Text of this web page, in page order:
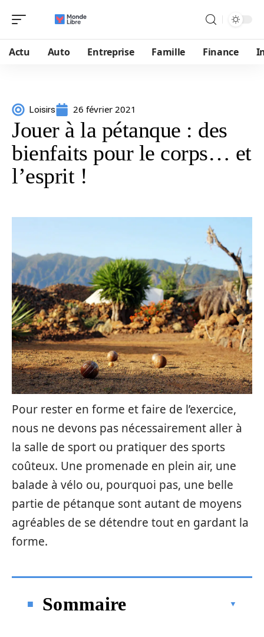
Actu Auto Entreprise Famille Finance
Loisirs 26 février 2021
Jouer à la pétanque : des
bienfaits pour le corps… et
l’esprit !
Pour rester en forme et faire de l’exercice,
nous ne devons pas nécessairement aller à
la salle de sport ou pratiquer des sports
coûteux. Une promenade en plein air, une
balade à vélo ou, pourquoi pas, une belle
partie de pétanque sont autant de moyens
agréables de se détendre tout en gardant la
forme.
Sommaire